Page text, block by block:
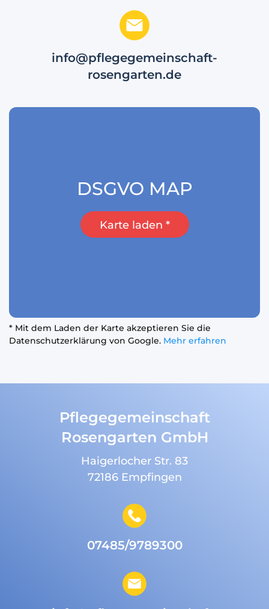
info@pflegegemeinschaft-
rosengarten.de
DSGVO MAP
Karte laden *
* Mit dem Laden der Karte akzeptieren Sie die
Datenschutzerklärung von Google. Mehr erfahren
Pflege­gemeinschaft
Rosengarten GmbH
Haigerlocher Str. 83
72186 Empfingen
07485/9789300